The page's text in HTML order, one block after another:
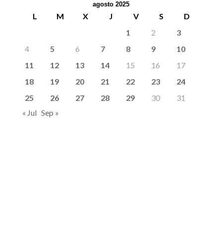
agosto 2025
L M X J V S
D
1
2
3
4
5 6 7 8 9
10
11
12 13 14 15 16
17
18
19 20 21 22 23
24
25
26 27 28 29 30
31
« Jul Sep »